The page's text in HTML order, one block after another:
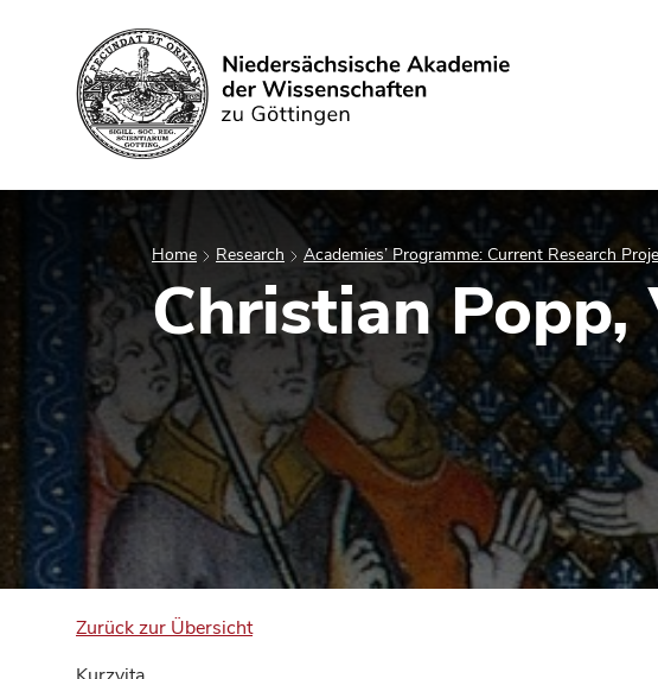
Search
Home Research Academies’ Programme: Current Research
Christian Popp,
Zurück zur Übersicht